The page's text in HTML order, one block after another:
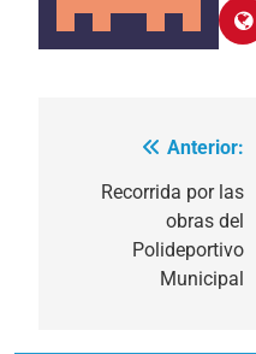
Navegación
entradas
Anterior:
Recorrida por las
obras del
Polideportivo
Municipal